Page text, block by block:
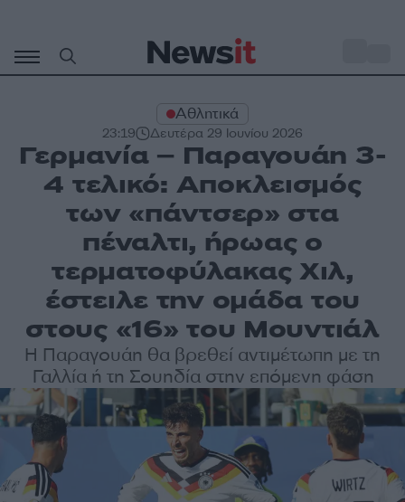
περιεχόμενο
Αθλητικά
23:19 Δευτέρα 29 Ιουνίου 2026
Γερμανία – Παραγουάη 3-
4 τελικό: Αποκλεισμός
των «πάντσερ» στα
πέναλτι, ήρωας ο
τερματοφύλακας Χιλ,
έστειλε την ομάδα του
στους «16» του Μουντιάλ
Η Παραγουάη θα βρεθεί αντιμέτωπη με τη
Γαλλία ή τη Σουηδία στην επόμενη φάση